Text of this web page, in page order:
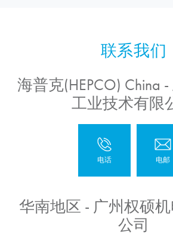
海普克(HEPCO) China
工业技术有限
华南地区 - 广州权硕
公司